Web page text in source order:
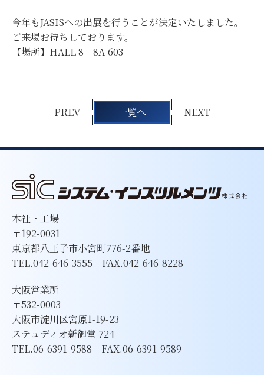
今年もJASISへの出展を行うことが決定いたしました。
ご来場お待ちしております。
【場所】HALL 8 8A-603
PREV 一覧へ NEXT
本社・工場
〒192-0031
東京都八王子市小宮町776-2番地
TEL.042-646-3555 FAX.042-646-8228
大阪営業所
〒532-0003
大阪市淀川区宮原1-19-23
ステュディオ新御堂 724
TEL.06-6391-9588 FAX.06-6391-9589